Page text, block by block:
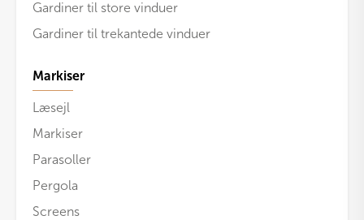
Gardiner til store vinduer
Gardiner til trekantede vinduer
Markiser
Læsejl
Markiser
Parasoller
Pergola
Screens